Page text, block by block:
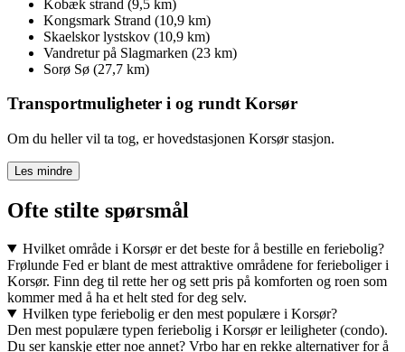
Kobæk strand (9,5 km)
Kongsmark Strand (10,9 km)
Skaelskor lystskov (10,9 km)
Vandretur på Slagmarken (23 km)
Sorø Sø (27,7 km)
Transportmuligheter i og rundt Korsør
Om du heller vil ta tog, er hovedstasjonen Korsør stasjon.
Les mindre
Ofte stilte spørsmål
Hvilket område i Korsør er det beste for å bestille en feriebolig?
Frølunde Fed er blant de mest attraktive områdene for ferieboliger i
Korsør. Finn deg til rette her og sett pris på komforten og roen som
kommer med å ha et helt sted for deg selv.
Hvilken type feriebolig er den mest populære i Korsør?
Den mest populære typen feriebolig i Korsør er leiligheter (condo).
Du ser kanskje etter noe annet? Vrbo har en rekke alternativer for å